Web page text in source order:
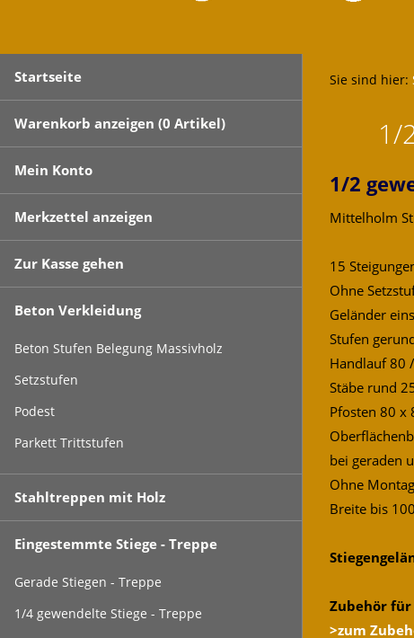
Startseite
Warenkorb anzeigen (0 Artikel)
Mein Konto
Merkzettel anzeigen
Zur Kasse gehen
Beton Verkleidung
Beton Stufen Belegung Massivholz
Setzstufen
Podest
Parkett Trittstufen
Stahltreppen mit Holz
Eingestemmte Stiege - Treppe
Gerade Stiegen - Treppe
1/4 gewendelte Stiege - Treppe
Sie sind hier:
1/
1/2
Mittelholm
15
Ohne
Geländer
Stufen
Handlauf 80
Stäbe rund
Pfosten 80 x
bei geraden
Ohne
Breite bis
Zubehör für
>zum